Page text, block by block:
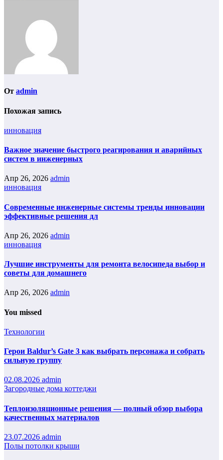
От admin
Похожая запись
инновация
Важное значение быстрого реагирования и аварийных
систем в инженерных
Апр 26, 2026 admin
инновация
Современные инженерные системы тренды инновации
эффективные решения дл
Апр 26, 2026 admin
инновация
Лучшие инструменты для ремонта велосипеда выбор и
советы для домашнего
Апр 26, 2026 admin
You missed
Технологии
Герои Baldur’s Gate 3 как выбрать персонажа и собрать
сильную группу
02.08.2026 admin
Загородные дома коттеджи
Теплоизоляционные решения — полный обзор выбора
качественных материалов
23.07.2026 admin
Полы потолки крыши